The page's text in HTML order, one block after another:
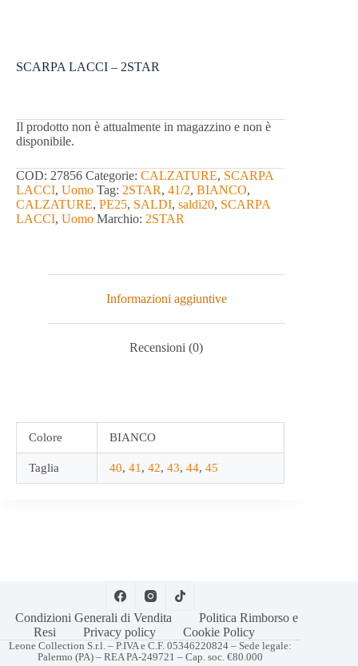
SCARPA LACCI – 2STAR
Il prodotto non è attualmente in magazzino e non è
disponibile.
COD: 27856 Categorie: CALZATURE, SCARPA
LACCI, Uomo Tag: 2STAR, 41/2, BIANCO,
CALZATURE, PE25, SALDI, saldi20, SCARPA
LACCI, Uomo Marchio: 2STAR
Informazioni aggiuntive
Recensioni (0)
Colore BIANCO
Taglia 40, 41, 42, 43, 44, 45
Condizioni Generali di Vendita
Politica Rimborso e
Resi
Privacy policy Cookie Policy
Leone Collection S.r.l. – P.IVA e C.F. 05346220824 – Sede legale:
Palermo (PA) – REA PA-249721 – Cap. soc. €80.000